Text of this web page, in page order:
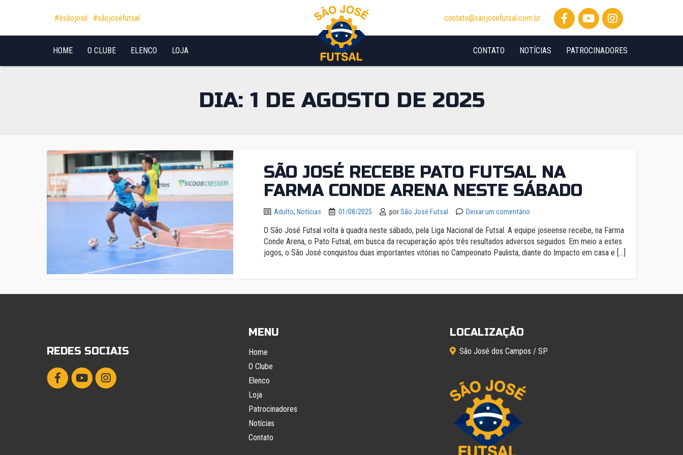
Pular para o conteúdo
#ésãojosé #sãojoséfutsal contato@saojosefutsal.com.br
HOME O CLUBE ELENCO LOJA PATROCINADORES
NOTÍCIAS
CONTATO
DIA: 1 DE AGOSTO DE 2025
SÃO JOSÉ RECEBE PATO FUTSAL NA
FARMA CONDE ARENA NESTE SÁBADO
Adulto, Notícias 01/08/2025 porSão José Futsal Deixar um comentário
O São José Futsal volta à quadra neste sábado, pela Liga Nacional de Futsal. A equipe joseense recebe, na Farma
Conde Arena, o Pato Futsal, em busca da recuperação após três resultados adversos seguidos. Em meio a estes
jogos, o São José conquistou duas importantes vitórias no Campeonato Paulista, diante do Impacto em casa e […]
REDES SOCIAIS
MENU
Home
O Clube
Elenco
Loja
Patrocinadores
Notícias
Contato
LOCALIZAÇÃO
São José dos Campos / SP